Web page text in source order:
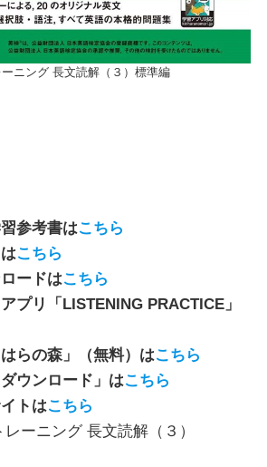
ニング 長文読解（３）標準編
参考書はこちら
こちら
ードはこちら
プリ「LISTENING PRACTICE」
らの森」（無料）はこちら
ウンロード」はこちら
トはこちら
ーニング 長文読解（３）